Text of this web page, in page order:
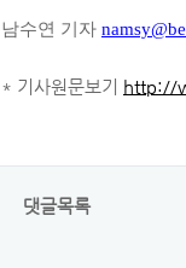
남수연 기자
* 기사원문보기 http://
댓글목록